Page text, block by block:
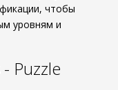
чтобы
уровням и
Puzzle